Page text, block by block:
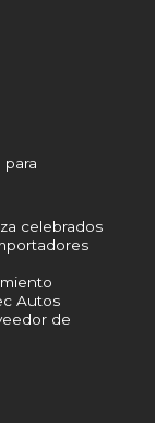
celebrados
Autos
de